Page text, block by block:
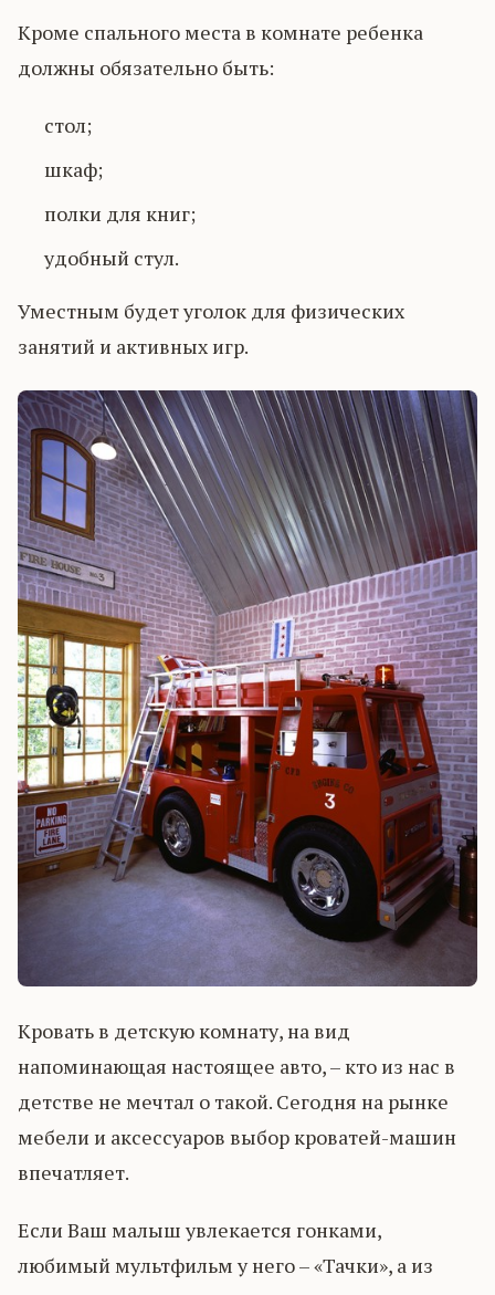
Кроме спального места в комнате ребенка
должны обязательно быть:
стол;
шкаф;
полки для книг;
удобный стул.
Уместным будет уголок для физических
занятий и активных игр.
Кровать в детскую комнату, на вид
напоминающая настоящее авто, – кто из нас в
детстве не мечтал о такой. Сегодня на рынке
мебели и аксессуаров выбор кроватей-машин
впечатляет.
Если Ваш малыш увлекается гонками,
любимый мультфильм у него – «Тачки», а из